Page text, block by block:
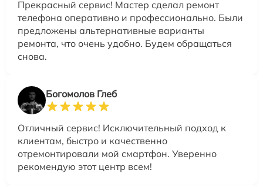
Прекрасный сервис! Мастер сделал ремонт
телефона оперативно и профессионально. Были
предложены альтернативные варианты
ремонта, что очень удобно. Будем обращаться
снова.
Богомолов Глеб
Отличный сервис! Исключительный подход к
клиентам, быстро и качественно
отремонтировали мой смартфон. Уверенно
рекомендую этот центр всем!